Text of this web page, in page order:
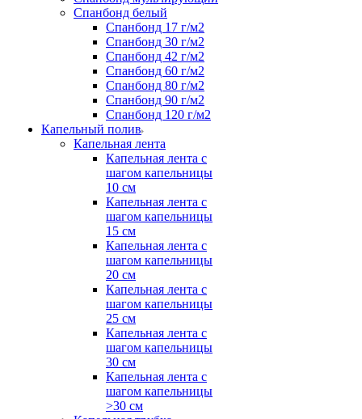
Спанбонд белый
Спанбонд 17 г/м2
Спанбонд 30 г/м2
Спанбонд 42 г/м2
Спанбонд 60 г/м2
Спанбонд 80 г/м2
Спанбонд 90 г/м2
Спанбонд 120 г/м2
Капельный полив
Капельная лента
Капельная лента с
шагом капельницы
10 см
Капельная лента с
шагом капельницы
15 см
Капельная лента с
шагом капельницы
20 см
Капельная лента с
шагом капельницы
25 см
Капельная лента с
шагом капельницы
30 см
Капельная лента с
шагом капельницы
>30 см